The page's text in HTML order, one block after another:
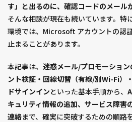
す」と出るのに、確認コードのメール
そんな相談が現在も続いています。特
環境では、Microsoft アカウントの認
止まることがあります。
本記事は、 迷惑メール/プロモーショ
ント検証・回線切替（有線/別Wi-Fi）
ドサインインといった基本手順から、
キュリティ情報の追加、サービス障害
連絡まで、確実に突破するための順路